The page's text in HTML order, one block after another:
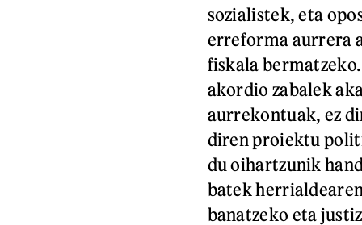
sozialistek, eta
erreforma aurrera
fiskala
akordio zabalek
aurrekontuak, ez
diren proiektu
du oihartzunik
batek
banatzeko eta